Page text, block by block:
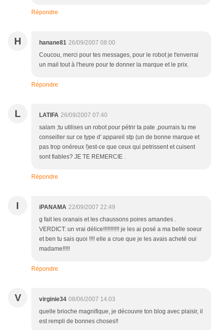
Répondre
H hanane81 26/09/2007 08:00
Coucou, merci pour tes messages, pour le robot je t'enverrai
un mail tout à l'heure pour te donner la marque et le prix.
Répondre
L LATIFA 26/09/2007 07:40
salam ;tu utilises un robot pour pétrir ta pate ,pourrais tu me
conseiller sur ce type d' appareil stp (un de bonne marque et
pas trop onéreux !)est-ce que ceux qui petrissent et cuisent
sont fiables? JE TE REMERCIE .
Répondre
I iPANAMA 22/09/2007 22:49
g fait les oranais et les chaussons poires amandes .
VERDICT: un vrai délice!!!!!!!!!!! je les ai posé a ma belle soeur
et ben tu sais quoi !!!! elle a crue que je les avais acheté oui
madame!!!!!
Répondre
V virginie34 08/06/2007 14:03
quelle brioche magnifique, je découvre ton blog avec plaisir, il
est rempli de bonnes choses!!